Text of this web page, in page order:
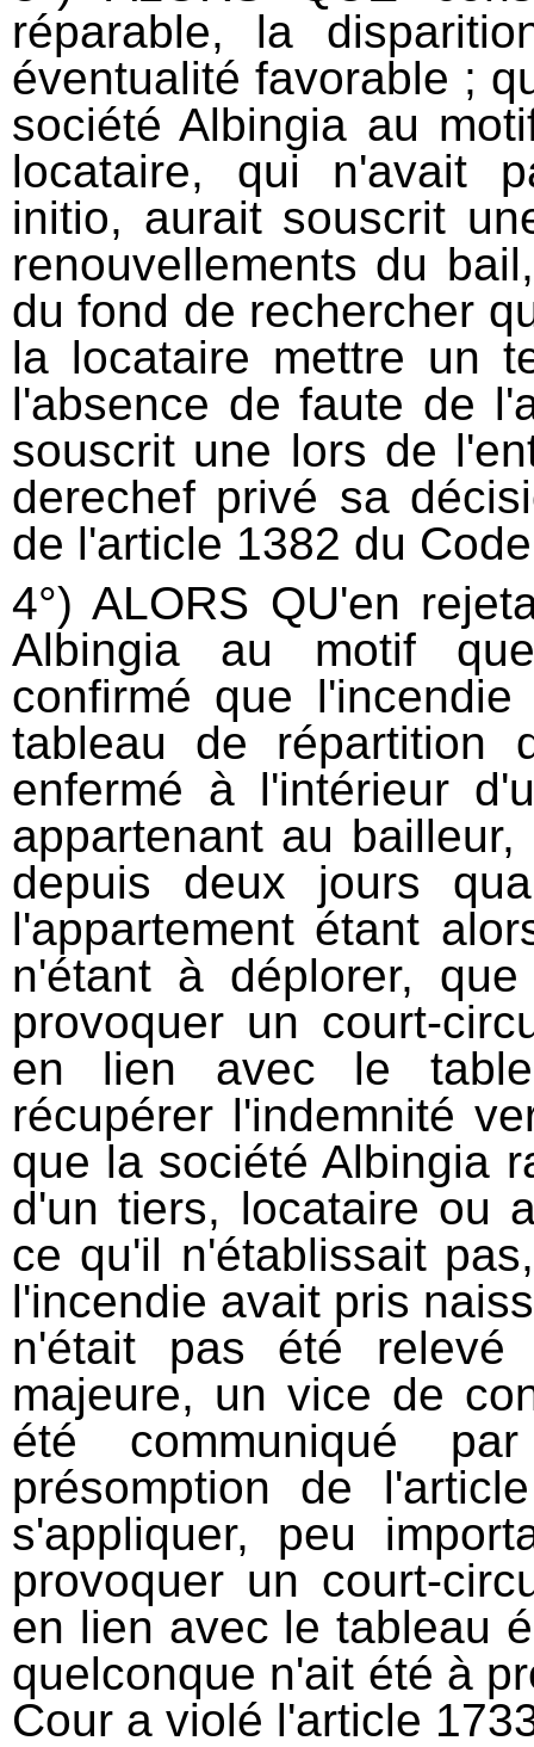
réparable, la
éventualité favorable ;
société Albingia au
locataire, qui n'avait
initio, aurait souscrit
renouvellements du
du fond de rechercher
la locataire mettre un
l'absence de faute de
souscrit une lors de
derechef privé sa
de l'article 1382 du
4°) ALORS QU'en
Albingia au motif
confirmé que
tableau de répartition
enfermé à l'intérieur
appartenant au
depuis deux jours
l'appartement étant
n'étant à déplorer,
provoquer un court-
en lien avec le
récupérer l'indemnité
que la société Albingia
d'un tiers, locataire ou
ce qu'il n'établissait
l'incendie avait pris
n'était pas été
majeure, un vice de
été communiqué
présomption de
s'appliquer, peu
provoquer un court-
en lien avec le tableau
quelconque n'ait été à
Cour a violé l'article